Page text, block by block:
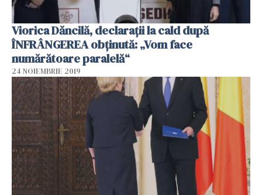
Viorica Dăncilă, declarații la cald după
ÎNFRÂNGEREA obținută: „Vom face
numărătoare paralelă“
24 NOIEMBRIE 2019